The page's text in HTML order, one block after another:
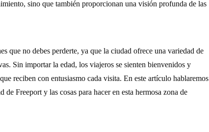
sino que también proporcionan una visión profunda de las
que no debes perderte, ya que la ciudad ofrece una variedad de
Sin importar la edad, los viajeros se sienten bienvenidos y
reciben con entusiasmo cada visita. En este artículo hablaremos
Freeport y las cosas para hacer en esta hermosa zona de